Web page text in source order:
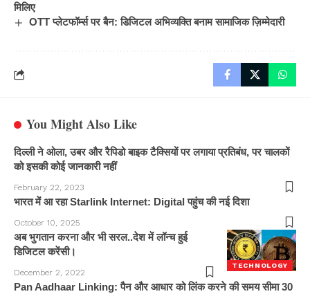
मिलिए
OTT प्लेटफॉर्म्स पर बैन: डिजिटल अभिव्यक्ति बनाम सामाजिक ज़िम्मेदारी
You Might Also Like
दिल्ली ने ओला, उबर और रैपिडो बाइक टैक्सियों पर लगाया प्रतिबंध, पर चालकों
को इसकी कोई जानकारी नहीं
February 22, 2023
भारत में आ रहा Starlink Internet: Digital पहुंच की नई दिशा
October 10, 2025
TECHNOLOGY
अब भुगतान करना और भी सरल..देश में लॉन्च हुई
डिजिटल करेंसी।
December 2, 2022
Pan Aadhaar Linking: पैन और आधार को लिंक करने की समय सीमा 30